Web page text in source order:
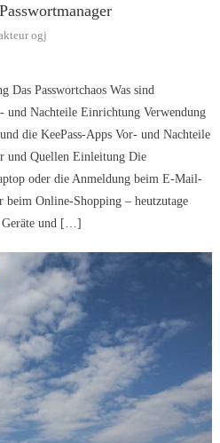
ogj
Passwortchaos Was sind
und Nachteile Einrichtung Verwendung
die KeePass-Apps Vor- und Nachteile
und Quellen Einleitung Die
oder die Anmeldung beim E-Mail-
Online-Shopping – heutzutage
Geräte und […]